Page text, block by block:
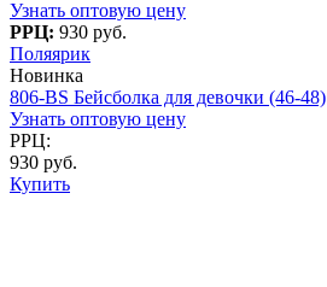
Узнать оптовую цену
РРЦ: 930 руб.
Поляярик
Новинка
806-BS Бейсболка для девочки (46-48)
Узнать оптовую цену
РРЦ:
930 руб.
Купить